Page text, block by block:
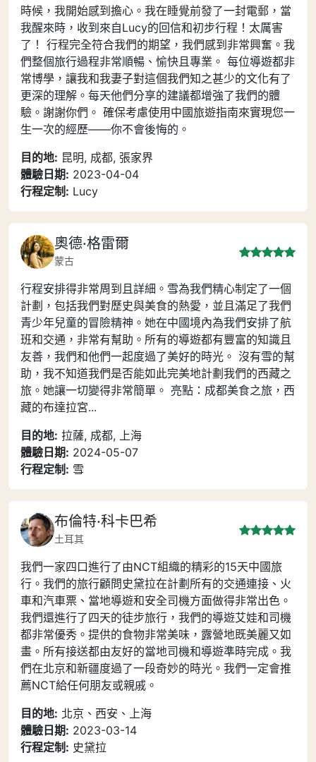
時候，我開始感到擔心。我在睡覺前發了一封電郵，當
我醒來時，收到來自Lucy的回信和初步行程！太厲害
了！ 行程完全符合我們的期望，我們感到非常興奮。我
們整個旅行過程非常順暢、愉快且專業。 每位導遊都非
常博學，讓我和我妻子對這個我們知之甚少的文化有了
更深的理解。每天他們分享的建議都增強了我們的體
驗。謝謝你們。 確保考慮使用中國旅遊指南來實現您一
生一次的經歷——你不會後悔的。
目的地: 昆明, 成都, 張家界
體驗日期: 2023-04-04
行程定制: Lucy
奧德·格雷爾
蒙古
行程安排得非常周到且詳細。雪為我們精心制定了一個
計劃，包括我們對歷史與美食的熱愛，並且滿足了我們
青少年兒童的冒險精神。她在中國境內為我們安排了航
班和交通，非常有幫助。所有的導遊都有豐富的知識且
友善，我們和他們一起度過了美好的時光。 沒有雪的幫
助，我不知道我們是否能如此完美地計劃我們的西藏之
旅。她讓一切變得非常簡單。 亮點：成都美食之旅，西
藏的布達拉宮...
目的地: 拉薩, 成都, 上海
體驗日期: 2024-05-07
行程定制: 雪
布倫特·科卡巴希
土耳其
我們一家四口進行了由NCT組織的精彩的15天中國旅
行。我們的旅行顧問史黛拉在計劃所有的交通連接、火
車和汽車票、當地導遊和安全司機方面做得非常出色。
我們還進行了四天的徒步旅行，我們的導遊艾娃和司機
都非常優秀。提供的食物非常美味，露營地既美麗又如
畫。所有接送都由友好的當地司機和導遊準時完成。我
們在北京和新疆度過了一段奇妙的時光。我們一定會推
薦NCT給任何朋友或親戚。
目的地: 北京、西安、上海
體驗日期: 2023-03-14
行程定制: 史黛拉